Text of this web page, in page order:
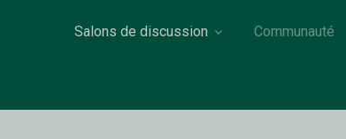
Salons de discussion Communauté